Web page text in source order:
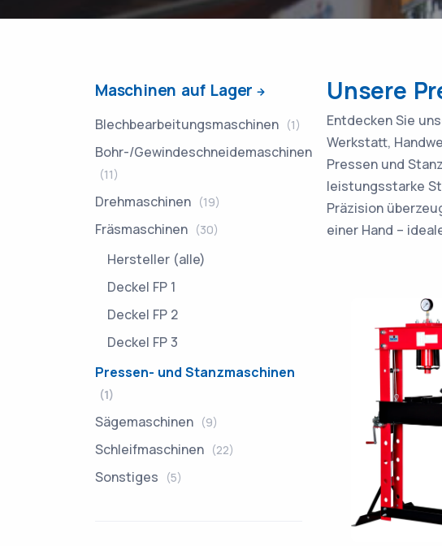
Unsere
Entdecken Sie
Werkstatt,
Pressen und
leistungsstarke
Präzision
einer Hand –
Maschinen auf Lager
Blechbearbeitungsmaschinen (1)
Bohr-/Gewindeschneidemaschinen
(11)
Drehmaschinen (19)
Fräsmaschinen (30)
Hersteller (alle)
Deckel FP 1
Deckel FP 2
Deckel FP 3
Pressen- und Stanzmaschinen
(1)
Sägemaschinen (9)
Schleifmaschinen (22)
Sonstiges (5)